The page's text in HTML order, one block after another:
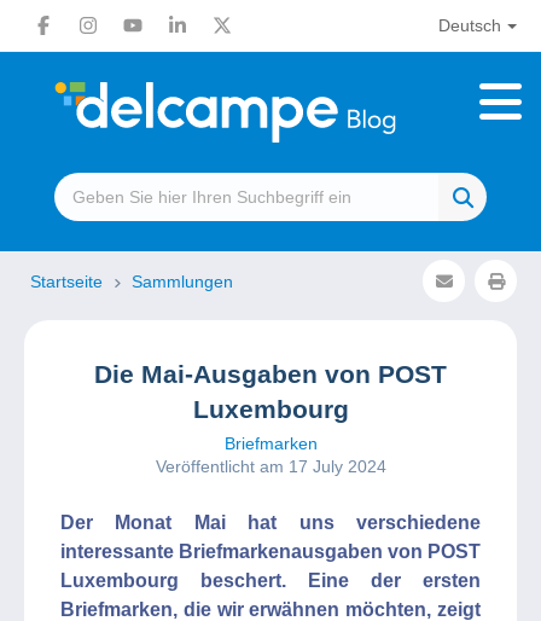
Deutsch
Startseite Sammlungen
Die Mai-Ausgaben von POST
Luxembourg
Briefmarken
Veröffentlicht am 17 July 2024
Der Monat Mai hat uns verschiedene
interessante Briefmarkenausgaben von POST
Luxembourg beschert. Eine der ersten
Briefmarken, die wir erwähnen möchten, zeigt